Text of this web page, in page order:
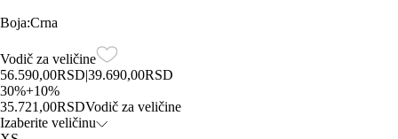
Boja:Crna
Vodič za veličine
56.590,00RSD|39.690,00RSD
30%+10%
35.721,00RSDVodič za veličine
Izaberite veličinu